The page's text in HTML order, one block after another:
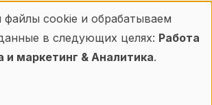
Политика
конфиденциальности
cookie и обрабатываем
в следующих целях: Работа
и маркетинг & Аналитика.